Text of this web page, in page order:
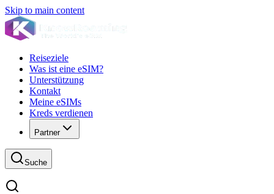
Skip to main content
Reiseziele
Was ist eine eSIM?
Unterstützung
Kontakt
Meine eSIMs
Kreds verdienen
Partner
Suche